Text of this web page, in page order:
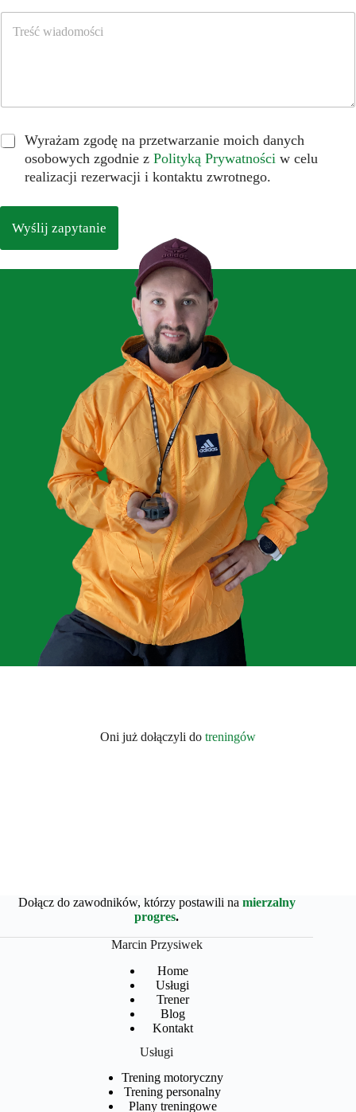
*
Wyrażam zgodę na przetwarzanie moich danych
osobowych zgodnie z Polityką Prywatności w celu
realizacji rezerwacji i kontaktu zwrotnego.
Wyślij zapytanie
Oni już dołączyli do treningów
Dołącz do zawodników, którzy postawili na mierzalny
progres.
Marcin Przysiwek
Home
Usługi
Trener
Blog
Kontakt
Usługi
Trening motoryczny
Trening personalny
Plany treningowe